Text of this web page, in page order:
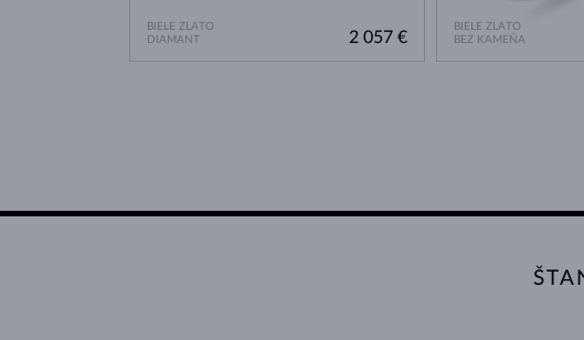
BIELE ZLATO
DIAMANT
2 057 €
BIELE ZLATO
BEZ KAMEŇA